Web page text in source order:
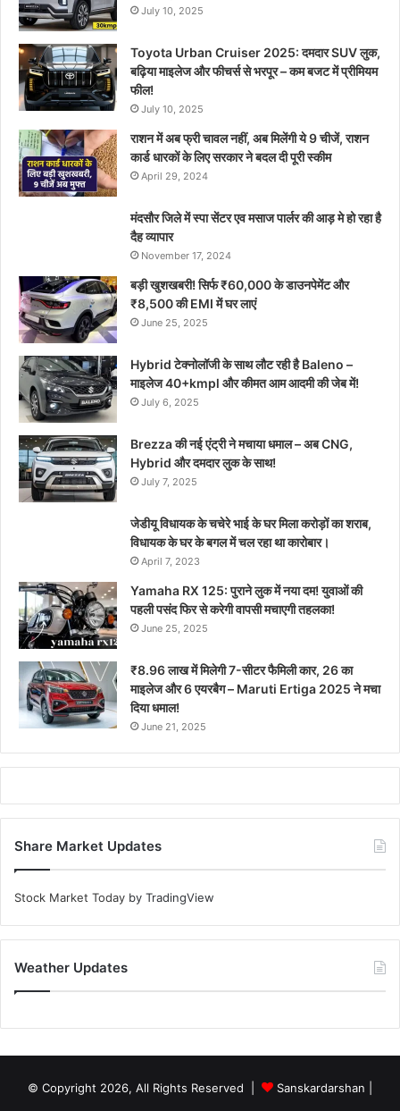
July 10, 2025
Toyota Urban Cruiser 2025: दमदार SUV लुक,
बढ़िया माइलेज और फीचर्स से भरपूर – कम बजट में प्रीमियम
फील!
July 10, 2025
राशन में अब फ्री चावल नहीं, अब मिलेंगी ये 9 चीजें, राशन
कार्ड धारकों के लिए सरकार ने बदल दी पूरी स्कीम
April 29, 2024
मंदसौर जिले में स्पा सेंटर एव मसाज पार्लर की आड़ मे हो रहा है
दैह व्यापार
November 17, 2024
बड़ी खुशखबरी! सिर्फ ₹60,000 के डाउनपेमेंट और
₹8,500 की EMI में घर लाएं
June 25, 2025
Hybrid टेक्नोलॉजी के साथ लौट रही है Baleno –
माइलेज 40+kmpl और कीमत आम आदमी की जेब में!
July 6, 2025
Brezza की नई एंट्री ने मचाया धमाल – अब CNG,
Hybrid और दमदार लुक के साथ!
July 7, 2025
जेडीयू विधायक के चचेरे भाई के घर मिला करोड़ों का शराब,
विधायक के घर के बगल में चल रहा था कारोबार।
April 7, 2023
Yamaha RX 125: पुराने लुक में नया दम! युवाओं की
पहली पसंद फिर से करेगी वापसी मचाएगी तहलका!
June 25, 2025
₹8.96 लाख में मिलेगी 7-सीटर फैमिली कार, 26 का
माइलेज और 6 एयरबैग – Maruti Ertiga 2025 ने मचा
दिया धमाल!
June 21, 2025
Share Market Updates
Stock Market Today by TradingView
Weather Updates
© Copyright 2026, All Rights Reserved | Sanskardarshan